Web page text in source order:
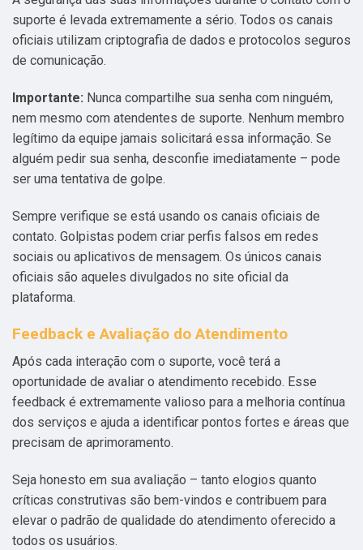
suporte é levada extremamente a sério. Todos os canais
oficiais utilizam criptografia de dados e protocolos seguros
de comunicação.
Importante: Nunca compartilhe sua senha com ninguém,
nem mesmo com atendentes de suporte. Nenhum membro
legítimo da equipe jamais solicitará essa informação. Se
alguém pedir sua senha, desconfie imediatamente – pode
ser uma tentativa de golpe.
Sempre verifique se está usando os canais oficiais de
contato. Golpistas podem criar perfis falsos em redes
sociais ou aplicativos de mensagem. Os únicos canais
oficiais são aqueles divulgados no site oficial da
plataforma.
Feedback e Avaliação do Atendimento
Após cada interação com o suporte, você terá a
oportunidade de avaliar o atendimento recebido. Esse
feedback é extremamente valioso para a melhoria contínua
dos serviços e ajuda a identificar pontos fortes e áreas que
precisam de aprimoramento.
Seja honesto em sua avaliação – tanto elogios quanto
críticas construtivas são bem-vindos e contribuem para
elevar o padrão de qualidade do atendimento oferecido a
todos os usuários.